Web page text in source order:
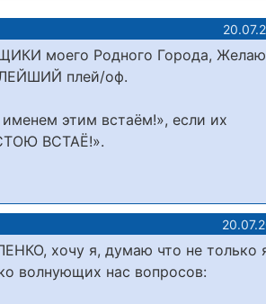
моего Родного Города, Желаю
плей/оф.
этим встаём!», если их
ВСТАЁ!».
хочу я, думаю что не только
волнующих нас вопросов: